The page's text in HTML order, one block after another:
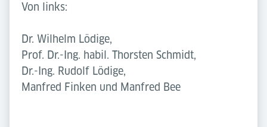
Von links:
Dr. Wilhelm Lödige,
Prof. Dr.-Ing. habil. Thorsten Schmidt,
Dr.-Ing. Rudolf Lödige,
Manfred Finken und Manfred Bee